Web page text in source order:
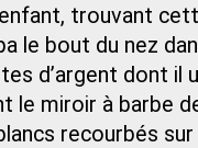
trouvant
le bout du nez
d’argent dont il
le miroir à barbe
recourbés